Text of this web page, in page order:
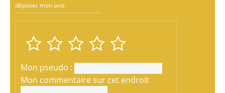
déposer mon avis
Mon pseudo :
Mon commentaire sur cet endroit